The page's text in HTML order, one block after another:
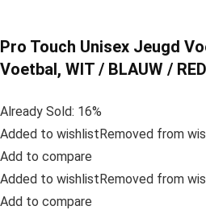
Pro Touch Unisex Jeugd
Voetbal, WIT / BLAUW /
Already Sold: 16%
Added to wishlistRemoved from
Add to compare
Added to wishlistRemoved from
Add to compare